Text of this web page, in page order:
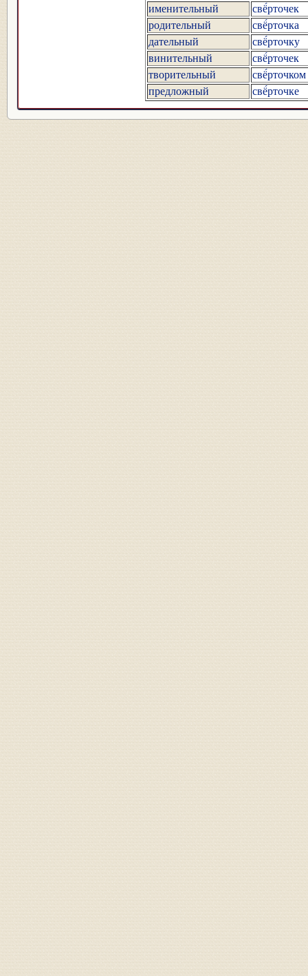
именительный
свё́рточек
родительный
свё́рточка
дательный
свё́рточку
винительный
свё́рточек
творительный
свё́рточком
предложный
свё́рточке